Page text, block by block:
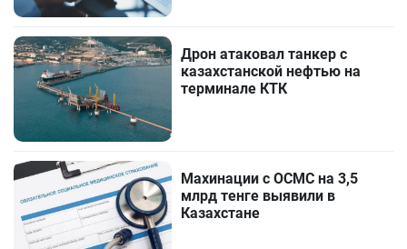
Дрон атаковал танкер с
казахстанской нефтью на
терминале КТК
Махинации с ОСМС на 3,5
млрд тенге выявили в
Казахстане